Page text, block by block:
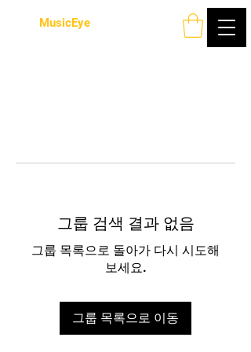
MusicEye
그룹 검색 결과 없음
그룹 목록으로 돌아가 다시 시도해
보세요.
그룹 목록으로 이동